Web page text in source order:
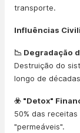
transporte.
Influências
📉 Degradação
Destruição do
longo de
☣️ "Detox"
50% das
"permeáveis".